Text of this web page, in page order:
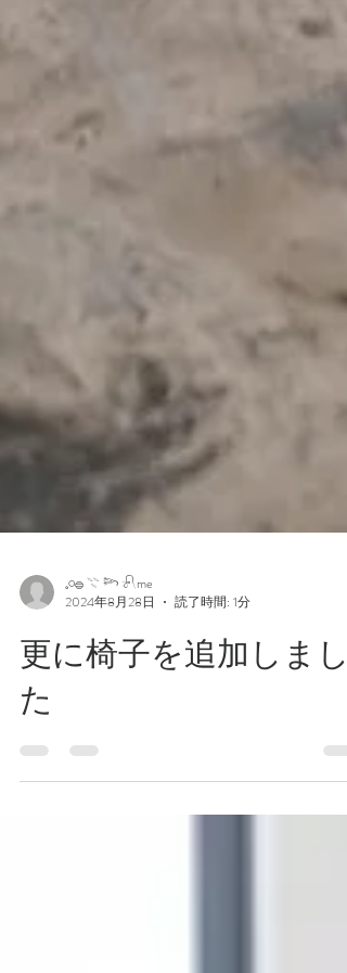
𓈒𓏸𓐍 𓇢 𓆸 𓍯me
2024年8月28日
読了時間: 1分
更に椅子を追加しまし
た